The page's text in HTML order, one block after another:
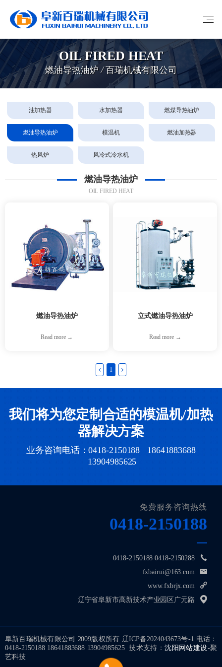
OIL FIRED HEAT
燃油导热油炉 / 百瑞机械有限公司
油加热器 水加热器 燃煤导热油炉
燃油导热油炉 模温机 燃油加热器
热风炉 风冷式冷水机
燃油导热油炉
OIL FIRED HEAT
燃油导热油炉
Read more →
立式燃油导热油炉
Read more →
1
我们将为您定制合适的模温机/加热
器解决方案
业务咨询电话：0418-2150188 18641883688
13904985625
免费服务咨询热线
0418-2150188
0418-2150188 0418-2150288
fxbairui@163.com
www.fxbrjx.com
辽宁省阜新市高新技术产业园区广元路
阜新百瑞机械有限公司 2009版权所有 辽ICP备2024043673号-1 电话：
0418-2150188 18641883688 13904985625 技术支持：沈阳网站建设-聚
艺科技